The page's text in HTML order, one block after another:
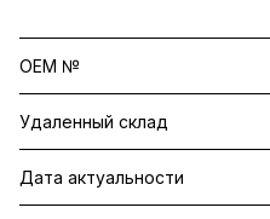
OEM №
Удаленный склад
Дата актуальности